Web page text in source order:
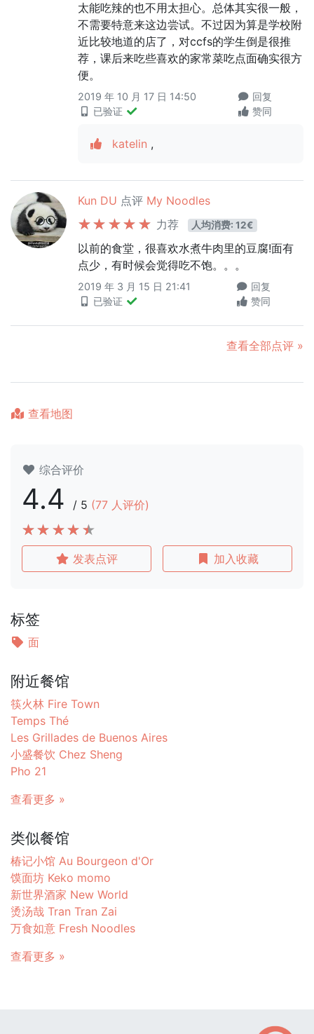
太能吃辣的也不用太担心。总体其实很一般，
不需要特意来这边尝试。不过因为算是学校附
近比较地道的店了，对ccfs的学生倒是很推
荐，课后来吃些喜欢的家常菜吃点面确实很方
便。
2019 年 10 月 17 日 14:50
已验证
回复
赞同
katelin ,
Kun DU 点评 My Noodles
力荐
人均消费: 12€
以前的食堂，很喜欢水煮牛肉里的豆腐!面有
点少，有时候会觉得吃不饱。。。
2019 年 3 月 15 日 21:41
已验证
回复
赞同
查看全部点评 »
查看地图
综合评价
4.4 / 5 (77 人评价)
发表点评 加入收藏
标签
面
附近餐馆
筷火林 Fire Town
Temps Thé
Les Grillades de Buenos Aires
小盛餐饮 Chez Sheng
Pho 21
查看更多 »
类似餐馆
椿记小馆 Au Bourgeon d'Or
馍面坊 Keko momo
新世界酒家 New World
烫汤哉 Tran Tran Zai
万食如意 Fresh Noodles
查看更多 »